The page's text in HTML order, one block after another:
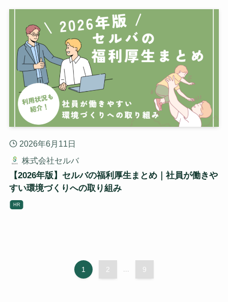
2026年6月11日
株式会社セルバ
【2026年版】セルバの福利厚生まとめ｜社員が働きや
すい環境づくりへの取り組み
HR
1 2 ... 9